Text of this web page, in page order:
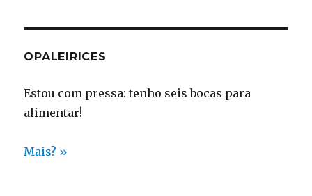
OPALEIRICES
Estou com pressa: tenho seis bocas para
alimentar!
Mais? »